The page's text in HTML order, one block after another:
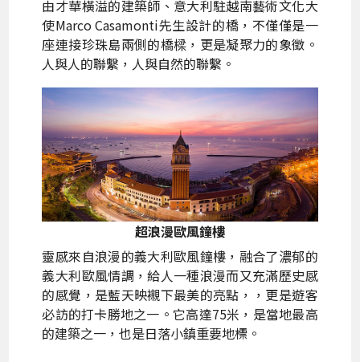
由才華橫溢的建築師、意大利駐越南藝術文化大
使Marco Casamonti先生設計的橋，不僅僅是一
座連接珍珠島兩側的橋樑，更是凝聚力的象徵。
人與人的聯繫，人與自然的聯繫。
超浪漫歐風鐘樓
靈感來自浪漫的義大利歐風鐘樓，融合了濃郁的
義大利歐風情調，給人一種浪漫而又充滿歷史感
的感覺，是藍天映襯下最美的亮點，，更是遊客
必訪的打卡勝地之一。它高達75米，是當地最高
的建築之一，也是日落小鎮重要地標。